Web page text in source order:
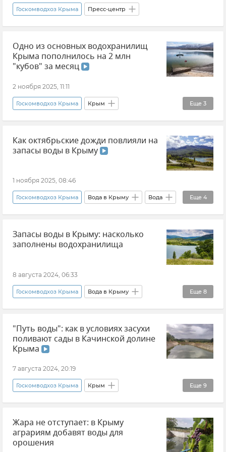
Госкомводхоз Крыма Пресс-центр
Одно из основных водохранилищ
Крыма пополнилось на 2 млн
"кубов" за месяц
2 ноября 2025, 11:11
Еще 3
Госкомводхоз Крыма Крым
Новости Крыма Водохранилища Крыма
Вода Крыма
Как октябрьские дожди повлияли на
запасы воды в Крыму
1 ноября 2025, 08:46
Еще 4
Госкомводхоз Крыма Вода в Крыму Вода
Роман Захаров Крым Новости Крыма
Водохранилища Крыма
Запасы воды в Крыму: насколько
заполнены водохранилища
8 августа 2024, 06:33
Еще 8
Госкомводхоз Крыма Вода в Крыму
Водохранилище Водохранилища Крыма
Роман Захаров Погода в Крыму
Крымская погода
Новости Крыма Сельское хозяйство
"Путь воды": как в условиях засухи
поливают сады в Качинской долине
Крыма
7 августа 2024, 20:19
Еще 9
Госкомводхоз Крыма Крым
Сельское хозяйство Урожай в Крыму
Урожай Минсельхоз Крыма
Орошение сельхозземель в Крыму
Жара не отступает: в Крыму
аграриям добавят воды для
орошения